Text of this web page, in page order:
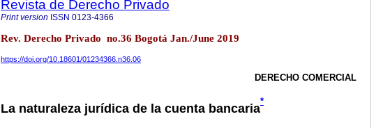
Revista de Derecho Privado
Print version ISSN 0123-4366
Rev. Derecho Privado no.36 Bogotá Jan./June 2019
https://doi.org/10.18601/01234366.n36.06
DERECHO COMERCIAL
La naturaleza jurídica de la cuenta bancaria
*